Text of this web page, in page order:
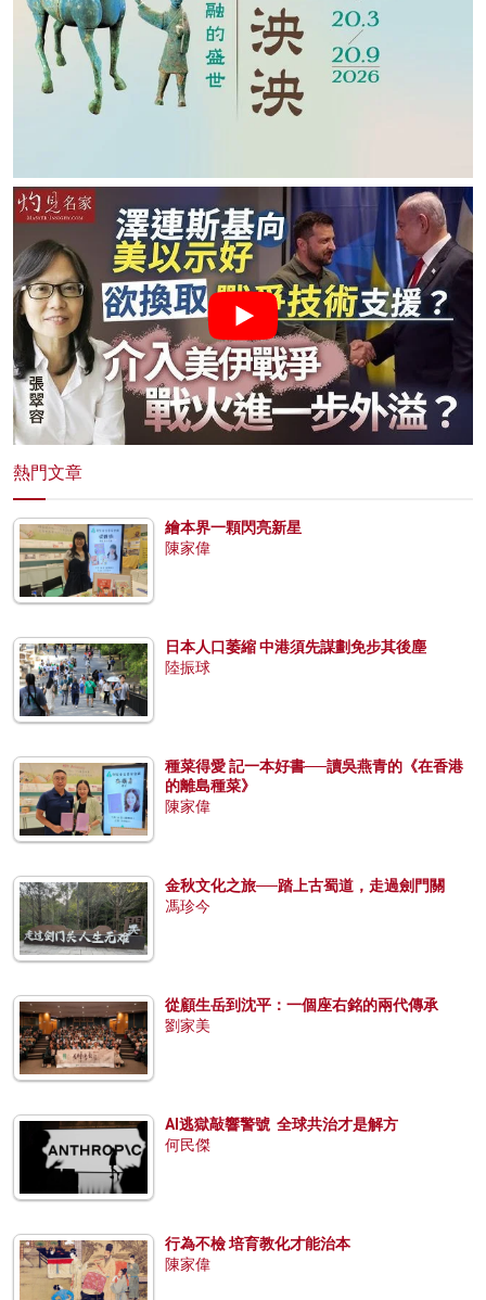
熱門文章
繪本界一顆閃亮新星
陳家偉
日本人口萎縮 中港須先謀劃免步其後塵
陸振球
種菜得愛 記一本好書──讀吳燕青的《在香港
的離島種菜》
陳家偉
金秋文化之旅──踏上古蜀道，走過劍門關
馮珍今
從顧生岳到沈平：一個座右銘的兩代傳承
劉家美
AI逃獄敲響警號 全球共治才是解方
何民傑
行為不檢 培育教化才能治本
陳家偉